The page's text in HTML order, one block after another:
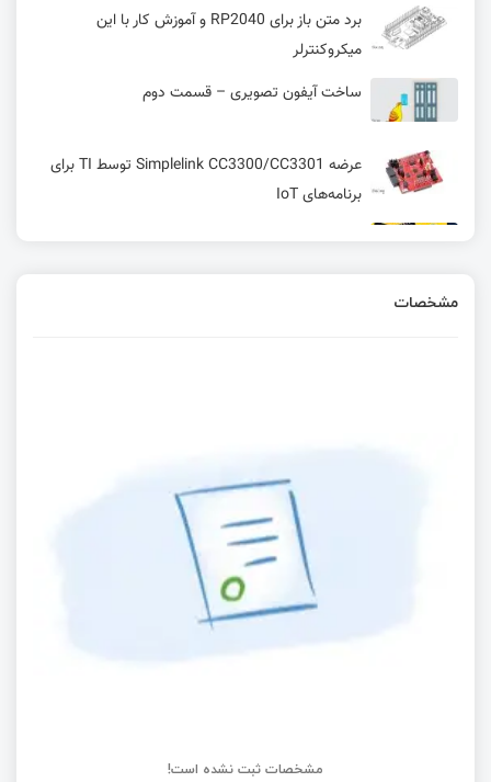
برد متن باز برای RP2040 و آموزش کار با این
میکروکنترلر
ساخت آیفون تصویری – قسمت دوم
عرضه Simplelink CC3300/CC3301 توسط TI برای
برنامه‌های IoT
ساخت سمبل ها و فوت پرینت های سفارشی | بخش
وقتی میتونی یه چیزی رو بسوزنی که هیچکس نمیتونه
مشخصات
مشخصات ثبت نشده است!